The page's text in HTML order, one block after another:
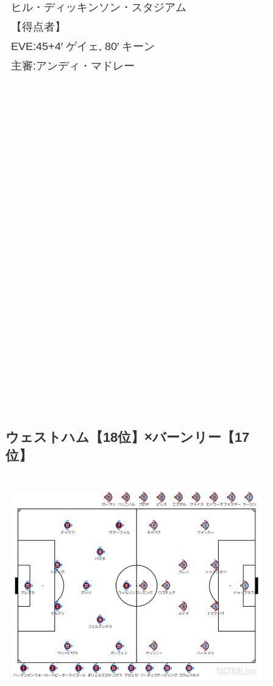
ヒル・ディッキンソン・スタジアム
【得点者】
EVE:45+4′ ゲイェ, 80′ キーン
主審:アンディ・マドレー
ウェストハム【18位】×バーンリー【17
位】